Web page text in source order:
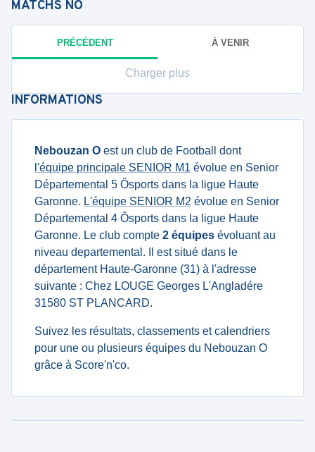
MATCHS NO
PRÉCÉDENT À VENIR
Charger plus
INFORMATIONS
Nebouzan O est un club de Football dont
l'équipe principale SENIOR M1 évolue en Senior
Départemental 5 Ôsports dans la ligue Haute
Garonne. L'équipe SENIOR M2 évolue en Senior
Départemental 4 Ôsports dans la ligue Haute
Garonne. Le club compte 2 équipes évoluant au
niveau departemental. Il est situé dans le
département Haute-Garonne (31) à l'adresse
suivante : Chez LOUGE Georges L'Angladére
31580 ST PLANCARD.
Suivez les résultats, classements et calendriers
pour une ou plusieurs équipes du Nebouzan O
grâce à Score'n'co.